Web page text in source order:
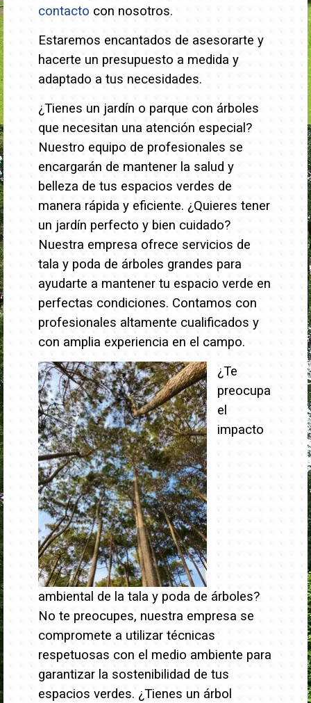
contacto con nosotros.
Estaremos encantados de asesorarte y
hacerte un presupuesto a medida y
adaptado a tus necesidades.
¿Tienes un jardín o parque con árboles
que necesitan una atención especial?
Nuestro equipo de profesionales se
encargarán de mantener la salud y
belleza de tus espacios verdes de
manera rápida y eficiente. ¿Quieres tener
un jardín perfecto y bien cuidado?
Nuestra empresa ofrece servicios de
tala y poda de árboles grandes para
ayudarte a mantener tu espacio verde en
perfectas condiciones. Contamos con
profesionales altamente cualificados y
con amplia experiencia en el campo.
¿Te
preocupa
el
impacto
ambiental de la tala y poda de árboles?
No te preocupes, nuestra empresa se
compromete a utilizar técnicas
respetuosas con el medio ambiente para
garantizar la sostenibilidad de tus
espacios verdes. ¿Tienes un árbol